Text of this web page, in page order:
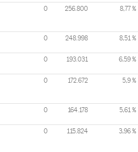
0 256.800 8,77 %
0 248.998 8,51 %
0 193.031 6,59 %
0 172.672 5,9 %
0 164.178 5,61 %
0 115.824 3,96 %